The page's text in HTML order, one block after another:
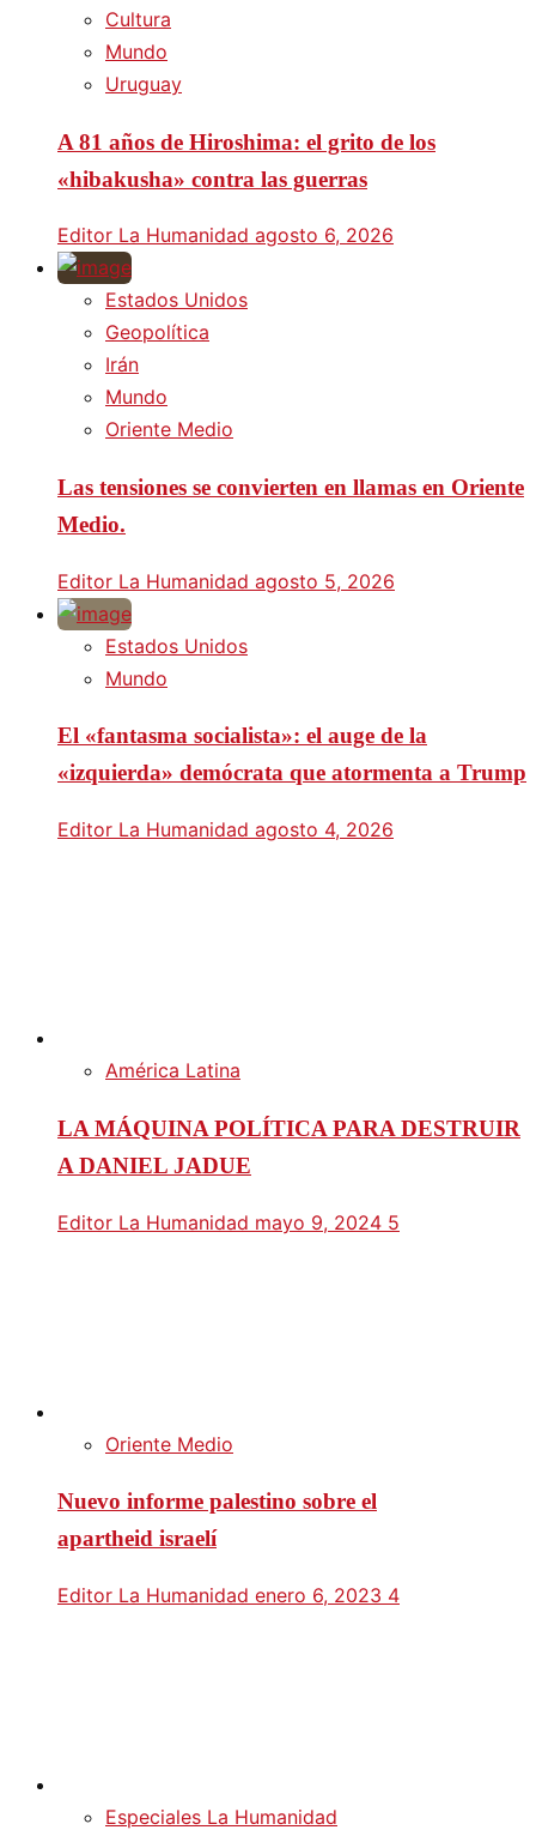
Cultura
Mundo
Uruguay
A 81 años de Hiroshima: el grito de los
«hibakusha» contra las guerras
Editor La Humanidad agosto 6, 2026
Estados Unidos
Geopolítica
Irán
Mundo
Oriente Medio
Las tensiones se convierten en llamas en Oriente
Medio.
Editor La Humanidad agosto 5, 2026
Estados Unidos
Mundo
El «fantasma socialista»: el auge de la
«izquierda» demócrata que atormenta a Trump
Editor La Humanidad agosto 4, 2026
América Latina
LA MÁQUINA POLÍTICA PARA DESTRUIR
A DANIEL JADUE
Editor La Humanidad mayo 9, 2024 5
Oriente Medio
Nuevo informe palestino sobre el
apartheid israelí
Editor La Humanidad enero 6, 2023 4
Especiales La Humanidad